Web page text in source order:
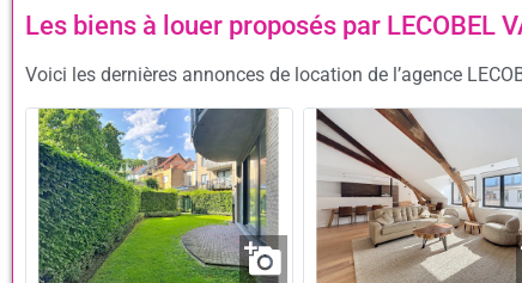
Les biens à louer proposés par LECOBEL
Voici les dernières annonces de location de l’agence